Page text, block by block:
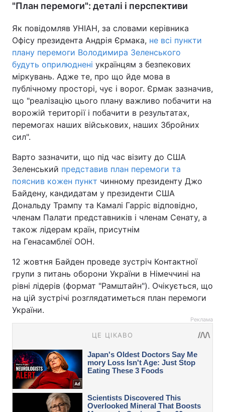
"План перемоги": деталі і перспективи
Як повідомляв УНІАН, за словами керівника
Офісу президента Андрія Єрмака, не всі пункти
плану перемоги Володимира Зеленського
будуть оприлюднені українцям з безпекових
міркувань. Адже те, про що йде мова в
публічному просторі, чує і ворог. Єрмак зазначив,
що "реалізацію цього плану важливо побачити на
ворожій території і побачити в результатах,
перемогах наших військових, наших Збройних
сил".
Варто зазначити, що під час візиту до США
Зеленський представив план перемоги та
пояснив кожен пункт чинному президенту Джо
Байдену, кандидатам у президенти США
Дональду Трампу та Камалі Гарріс відповідно,
членам Палати представників і членам Сенату, а
також лідерам країн, присутнім
на Генасамблеї ООН.
12 жовтня Байден проведе зустріч Контактної
групи з питань оборони України в Німеччині на
рівні лідерів (формат "Рамштайн"). Очікується, що
на цій зустрічі розглядатиметься план перемоги
України.
Реклама